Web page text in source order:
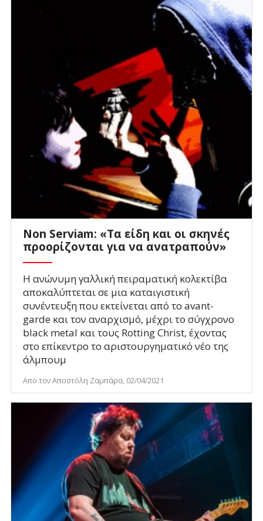
Non Serviam: «Τα είδη και οι σκηνές
προορίζονται για να ανατραπούν»
Η ανώνυμη γαλλική πειραματική κολεκτίβα
αποκαλύπτεται σε μια καταιγιστική
συνέντευξη που εκτείνεται από το avant-
garde και τον αναρχισμό, μέχρι το σύγχρονο
black metal και τους Rotting Christ, έχοντας
στο επίκεντρο το αριστουργηματικό νέο της
άλμπουμ
Από τον Αποστόλη Ζαμπάρα, 02/04/2021